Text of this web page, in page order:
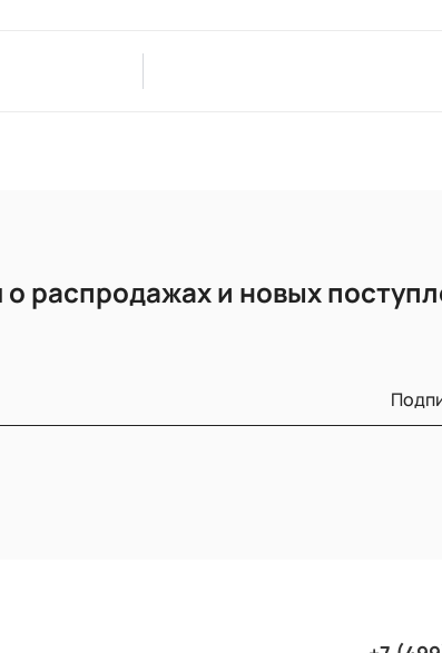
распродажах и новых